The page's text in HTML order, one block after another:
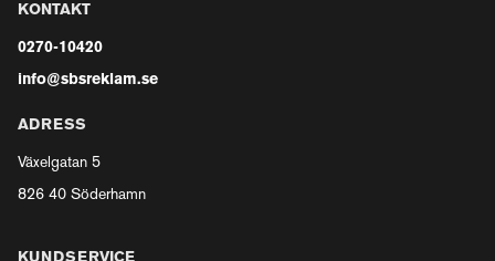
KONTAKT
0270-10420
info@sbsreklam.se
ADRESS
Växelgatan 5
826 40 Söderhamn